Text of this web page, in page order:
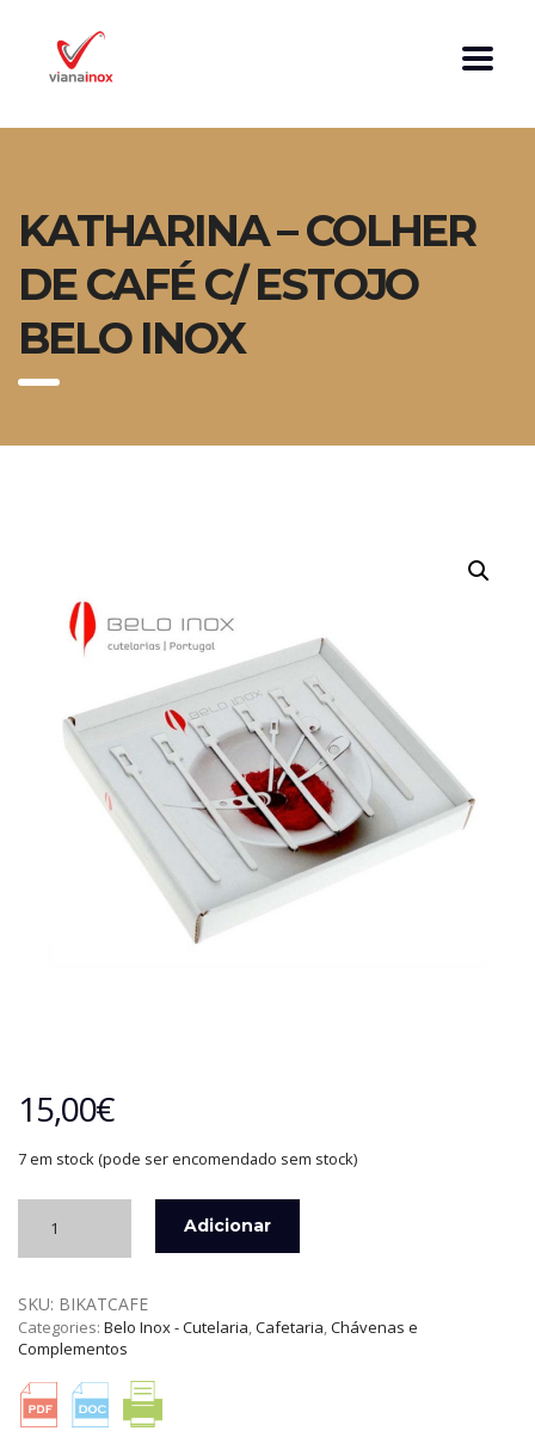
KATHARINA – COLHER
DE CAFÉ C/ ESTOJO
BELO INOX
15,00€
7 em stock (pode ser encomendado sem stock)
KATHARINA
COLHER
DE
CAFÉ
C/
ESTOJO
BELO
Adicionar
SKU: BIKATCAFE
Categories: Belo Inox - Cutelaria,Cafetaria,Chávenas e
Complementos